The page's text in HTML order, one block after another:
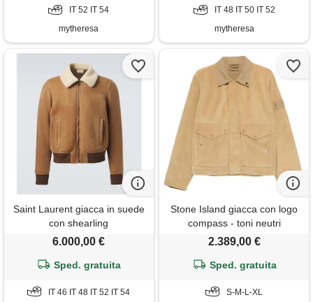
IT 52 IT 54
mytheresa
IT 48 IT 50 IT 52
mytheresa
Saint Laurent giacca in suede
con shearling
6.000,00 €
Sped. gratuita
IT 46 IT 48 IT 52 IT 54
Stone Island giacca con logo
compass - toni neutri
2.389,00 €
Sped. gratuita
S-M-L-XL